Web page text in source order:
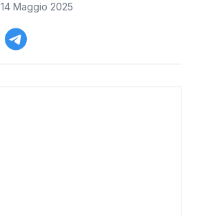
14 Maggio 2025